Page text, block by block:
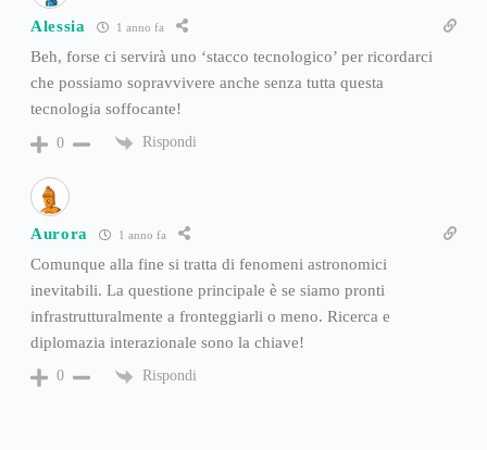
Alessia 1 anno fa
Beh, forse ci servirà uno ‘stacco tecnologico’ per ricordarci
che possiamo sopravvivere anche senza tutta questa
tecnologia soffocante!
0 Rispondi
Aurora 1 anno fa
Comunque alla fine si tratta di fenomeni astronomici
inevitabili. La questione principale è se siamo pronti
infrastrutturalmente a fronteggiarli o meno. Ricerca e
diplomazia interazionale sono la chiave!
0 Rispondi